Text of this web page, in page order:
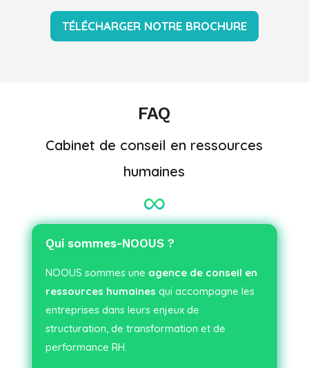
TÉLÉCHARGER NOTRE BROCHURE
FAQ
Cabinet de conseil en ressources
humaines
Qui sommes-NOOUS ?
NOOUS sommes une agence de conseil en
ressources humaines qui accompagne les
entreprises dans leurs enjeux de
structuration, de transformation et de
performance RH.